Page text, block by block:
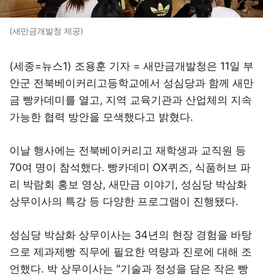
(새만금개발청 제공)
(세종=뉴스1) 조용훈 기자 = 새만금개발청은 11일 부
안군 전북베이커리고등학교에서 성심당과 함께 새만
금 빵카데미를 열고, 지역 교육기관과 산업체의 지속
가능한 협력 방안을 모색했다고 밝혔다.
이날 행사에는 전북베이커리고 재학생과 교직원 등
70여 명이 참석했다. 빵카데미 OX퀴즈, 식품허브 파
리 박람회 홍보 영상, 새만금 이야기, 성심당 박삼화
상무이사의 특강 등 다양한 프로그램이 진행됐다.
성심당 박삼화 상무이사는 34년의 현장 경험을 바탕
으로 제과제빵 직무에 필요한 역량과 진로에 대해 조
언했다. 박 상무이사는 "기술과 정성을 담은 작은 빵